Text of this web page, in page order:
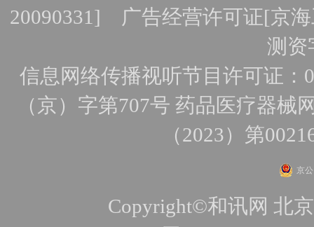
20090331] 广告经营许可证[京
测资
信息网络传播视听节目许可证：
（京）字第707号 药品医疗器械
（2023）第
京
Copyright©和讯网 北